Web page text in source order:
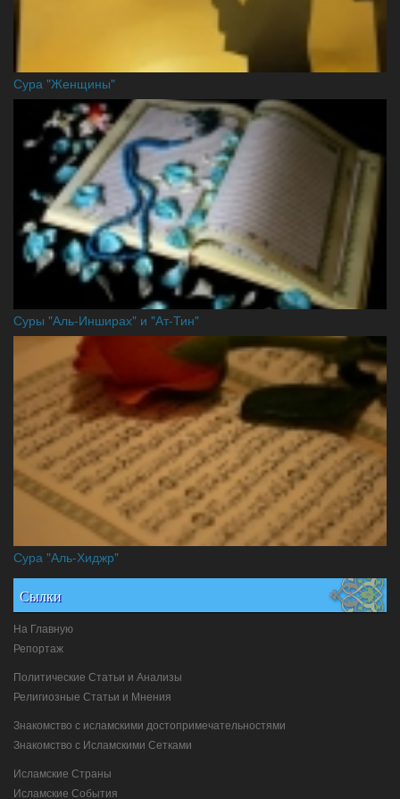
Сура "Женщины"
Суры "Аль-Инширах" и "Ат-Тин"
Сура "Аль-Хиджр"
Сылки
На Главную
Репортаж
Политические Статьи и Анализы
Религиозные Статьи и Мнения
Знакомство с исламскими достопримечательностями
Знакомство с Исламскими Сетками
Исламские Страны
Исламские События